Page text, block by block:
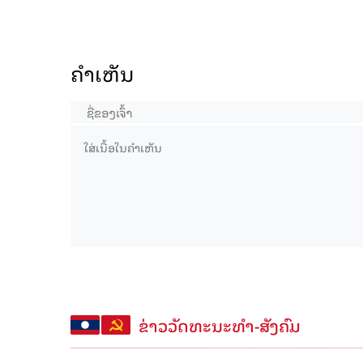
ຄໍາເຫັນ
ຂ່າວວັດທະນະທຳ-ສັງຄົມ